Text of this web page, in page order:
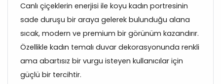
Canlı çiçeklerin enerjisi ile koyu kadın portresinin
sade duruşu bir araya gelerek bulunduğu alana
sıcak, modern ve premium bir görünüm kazandırır.
Özellikle kadın temalı duvar dekorasyonunda renkli
ama abartısız bir vurgu isteyen kullanıcılar için
güçlü bir tercihtir.